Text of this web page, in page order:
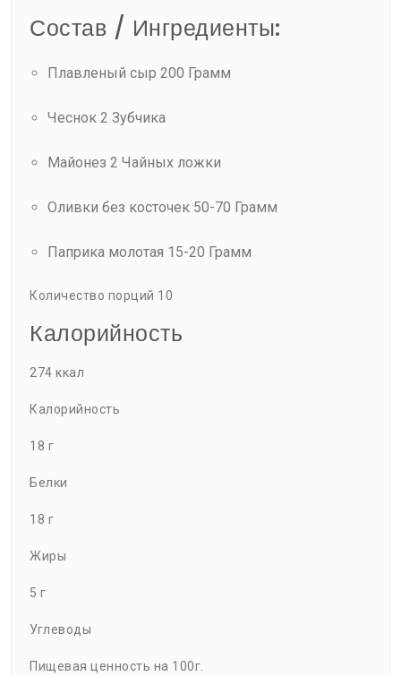
Состав / Ингредиенты:
Плавленый сыр 200 Грамм
Чеснок 2 Зубчика
Майонез 2 Чайных ложки
Оливки без косточек 50-70 Грамм
Паприка молотая 15-20 Грамм
Количество порций 10
Калорийность
274 ккал
Калорийность
18 г
Белки
18 г
Жиры
5 г
Углеводы
Пищевая ценность на 100г.